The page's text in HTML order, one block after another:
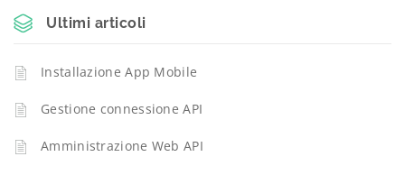
Ultimi articoli
Installazione App Mobile
Gestione connessione API
Amministrazione Web API